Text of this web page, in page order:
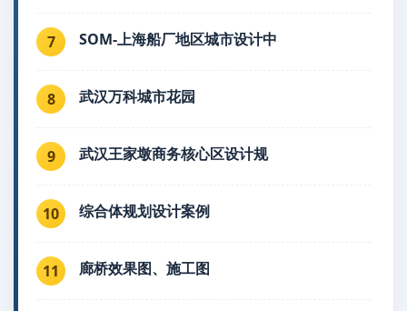
7 SOM-上海船厂地区城市设计中
8 武汉万科城市花园
9 武汉王家墩商务核心区设计规
10 综合体规划设计案例
11 廊桥效果图、施工图